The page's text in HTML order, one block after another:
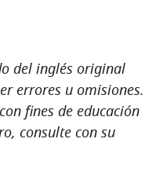
del inglés original
errores u omisiones.
fines de educación
consulte con su